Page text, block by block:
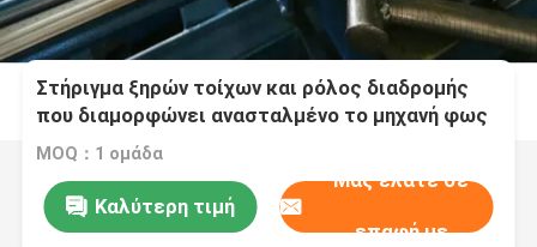
Στήριγμα ξηρών τοίχων και ρόλος διαδρομής
που διαμορφώνει ανασταλμένο το μηχανή φως
ανώτατου κύριο Τ πλέγματος
MOQ：1 ομάδα
Καλύτερη τιμή
Μας ελάτε σε
επαφή με